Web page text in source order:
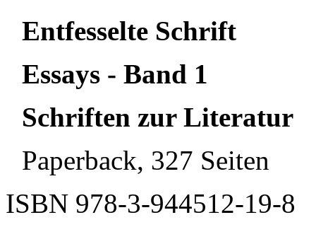
Entfesselte Schrift
Essays - Band 1
Schriften zur Literatur
Paperback, 327 Seiten
ISBN 978-3-944512-19-8